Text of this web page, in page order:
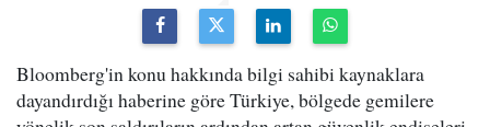
Bloomberg'in konu hakkında bilgi sahibi kaynaklara
dayandırdığı haberine göre Türkiye, bölgede gemilere